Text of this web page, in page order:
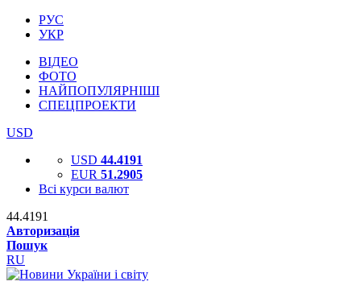
РУС
УКР
ВІДЕО
ФОТО
НАЙПОПУЛЯРНІШІ
СПЕЦПРОЕКТИ
USD
USD 44.4191
EUR 51.2905
Всі курси валют
44.4191
Авторизація
Пошук
RU